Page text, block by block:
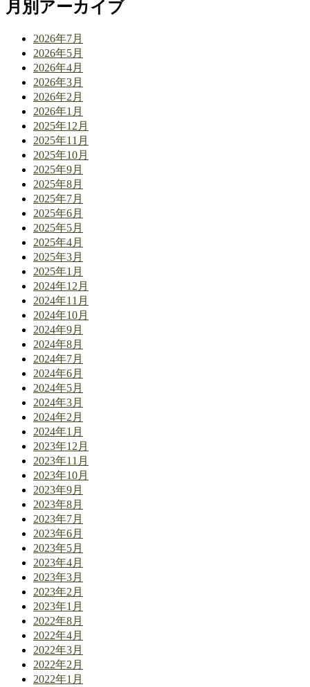
月別アーカイブ
2026年7月
2026年5月
2026年4月
2026年3月
2026年2月
2026年1月
2025年12月
2025年11月
2025年10月
2025年9月
2025年8月
2025年7月
2025年6月
2025年5月
2025年4月
2025年3月
2025年1月
2024年12月
2024年11月
2024年10月
2024年9月
2024年8月
2024年7月
2024年6月
2024年5月
2024年3月
2024年2月
2024年1月
2023年12月
2023年11月
2023年10月
2023年9月
2023年8月
2023年7月
2023年6月
2023年5月
2023年4月
2023年3月
2023年2月
2023年1月
2022年8月
2022年4月
2022年3月
2022年2月
2022年1月